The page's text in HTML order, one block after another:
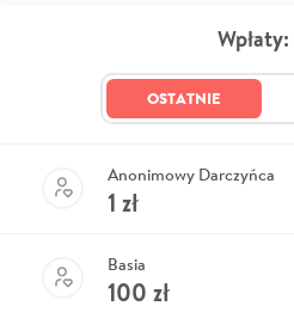
Wpłaty:
OSTATNIE
Anonimowy Darczyńca
1 zł
Basia
100 zł